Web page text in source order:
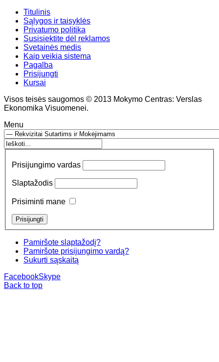
Titulinis
Sąlygos ir taisyklės
Privatumo politika
Susisiektite dėl reklamos
Svetainės medis
Kaip veikia sistema
Pagalba
Prisijungti
Kursai
Visos teisės saugomos © 2013 Mokymo Centras: Verslas
Ekonomika Visuomenei.
Menu
Prisijungimo vardas
Slaptažodis
Prisiminti mane
Pamiršote slaptažodį?
Pamiršote prisijungimo vardą?
Sukurti sąskaitą
FacebookSkype
Back to top